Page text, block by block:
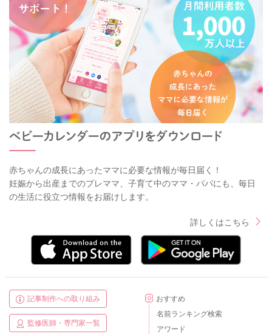
赤ちゃんの成長にあったママに必要な情報が毎日届く！
妊娠から出産までのプレママ、子育て中のママ・パパにも、毎日
の生活に役立つ情報をお届けします。
詳しくはこちら
記事制作への取り組み
監修医師・専門家一覧
おすすめ
名前ランキング検索
アワード